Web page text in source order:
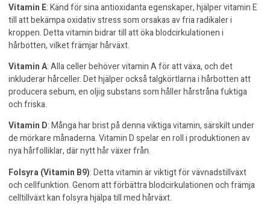
Vitamin E: Känd för sina antioxidanta egenskaper, hjälper vitamin E
till att bekämpa oxidativ stress som orsakas av fria radikaler i
kroppen. Detta vitamin bidrar till att öka blodcirkulationen i
hårbotten, vilket främjar hårväxt.
Vitamin A: Alla celler behöver vitamin A för att växa, och det
inkluderar hårceller. Det hjälper också talgkörtlarna i hårbotten att
producera sebum, en oljig substans som håller hårstråna fuktiga
och friska.
Vitamin D: Många har brist på denna viktiga vitamin, särskilt under
de mörkare månaderna. Vitamin D spelar en roll i produktionen av
nya hårfolliklar, där nytt hår växer från.
Folsyra (Vitamin B9): Detta vitamin är viktigt för vävnadstillväxt
och cellfunktion. Genom att förbättra blodcirkulationen och främja
celltillväxt kan folsyra hjälpa till med hårväxt.